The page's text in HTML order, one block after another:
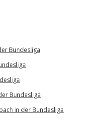
Bundesliga
Bundesliga
in der Bundesliga